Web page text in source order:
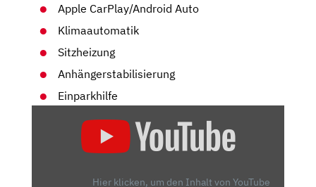
Apple CarPlay/Android Auto
Klimaautomatik
Sitzheizung
Anhängerstabilisierung
Einparkhilfe
RENEGADE:
RICHTIGER
Hier klicken, um den Inhalt von YouTube